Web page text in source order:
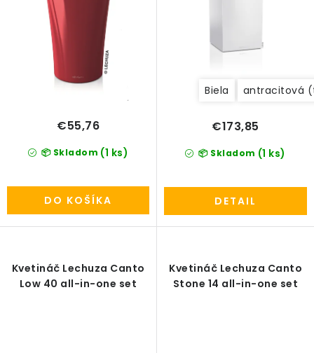
📦 Skladom (1 ks)
€55,76
DO KOŠÍKA
Biela antracitová
📦 Skladom (1 ks)
€173,85
DETAIL
Kvetináč Lechuza Canto
Low 40 all-in-one set
Kvetináč Lechuza Canto
Stone 14 all-in-one set